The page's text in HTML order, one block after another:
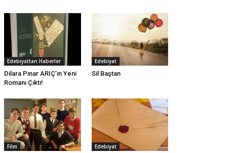
Edebiyattan Haberler
Dilara Pınar ARIÇ’ın Yeni
Romanı Çıktı!
Edebiyat
Sil Baştan
Film Edebiyat